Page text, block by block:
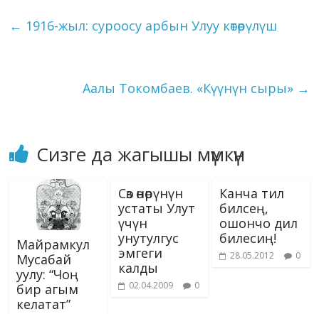
"Кыргыз жер" коомунун
берди. - Мындай сөздүк
o
o
a
m
dI
n
r er A
p
n
g
kl
as
ni
l et y
Li
k
e
← 1916-жыл: суроосу арбын Улуу көтөрүлүш
Аалы Токомбаев. «Күүнүн сыры» →
Сизге да жагышы мүмкүн
Майрамкул
Мусабай
уулу: “Чоң
бир агым
келатат”
Сөз өнөрүнүн
устаты Улут
үчүн
унутулгус
эмгеги
калды
02.04.2009 0
Канча тил
билсең,
ошончо дил
билесиң!
28.05.2012 0